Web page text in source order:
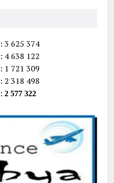
3 625 374
4 638 122
1 721 309
2 318 498
2 577 322